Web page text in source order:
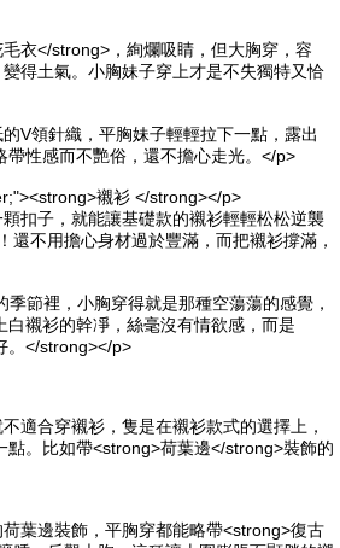
衣</strong>，絢爛吸睛，但大胸穿，容
變得土氣。小胸妹子穿上才是不失獨特又恰
V領針織，平胸妹子輕輕拉下一點，露出
帶性感而不艷俗，還不擔心走光。</p>
襯衫 </strong></p>
扣子，就能讓基礎款的襯衫輕輕松松逆襲
還不用擔心身材過於豐滿，而把襯衫撐滿，
節裡，小胸穿得就是那種空蕩蕩的感覺，
白襯衫的幹凈，絲毫沒有情欲感，而是
。</strong></p>
適合穿襯衫，隻是在襯衫款式的選擇上，
點。比如帶<strong>荷葉邊</strong>裝飾的
葉邊裝飾，平胸穿都能略帶<strong>復古